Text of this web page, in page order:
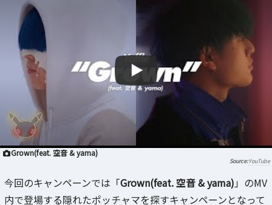
Grown(feat. 空音 & yama)
YouTube
今回のキャンペーンでは「Grown(feat. 空音 & yama) 」のMV
内で登場する隠れたポッチャマを探すキャンペーンとなって